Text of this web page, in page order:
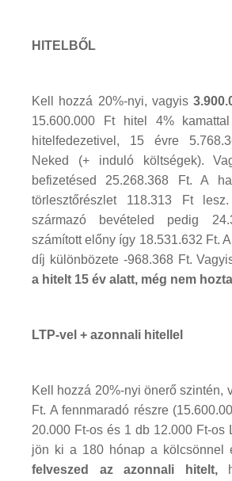
HITELBŐL
Kell hozzá 20%-nyi, vagyis
15.600.000 Ft hitel 4%
hitelfedezetivel, 15 évre
Neked (+ induló költségek).
befizetésed 25.268.368 Ft. A
törlesztőrészlet 118.313 Ft
származó bevételed pedig
számított előny így 18.531.632 Ft.
díj különbözete -968.368 Ft.
a hitelt 15 év alatt, még nem
LTP-vel + azonnali hitellel
Kell hozzá 20%-nyi önerő szintén,
Ft. A fennmaradó részre
20.000 Ft-os és 1 db 12.000 Ft-os
jön ki a 180 hónap a kölcsönnel
felveszed az azonnali hitelt,